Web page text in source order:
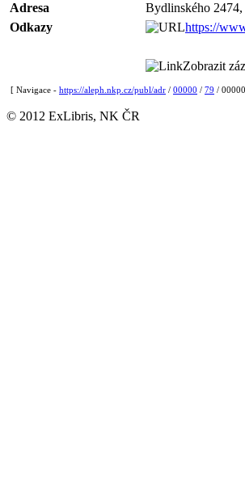
Adresa
Bydlinského
Odkazy
https://
Zobrazit
[ Navigace - https://aleph.nkp.cz/publ/adr / 00000 / 79 /
© 2012 ExLibris, NK ČR